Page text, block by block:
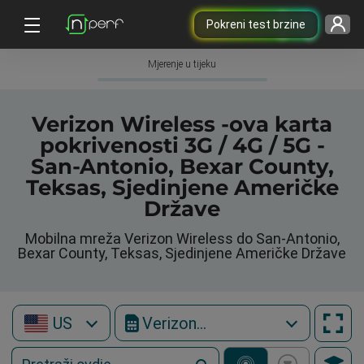
Pokreni test brzine
Mjerenje u tijeku
Verizon Wireless -ova karta
pokrivenosti 3G / 4G / 5G -
San-Antonio, Bexar County,
Teksas, Sjedinjene Američke
Države
Mobilna mreža Verizon Wireless do San-Antonio,
Bexar County, Teksas, Sjedinjene Američke Države
US Verizon Wireless